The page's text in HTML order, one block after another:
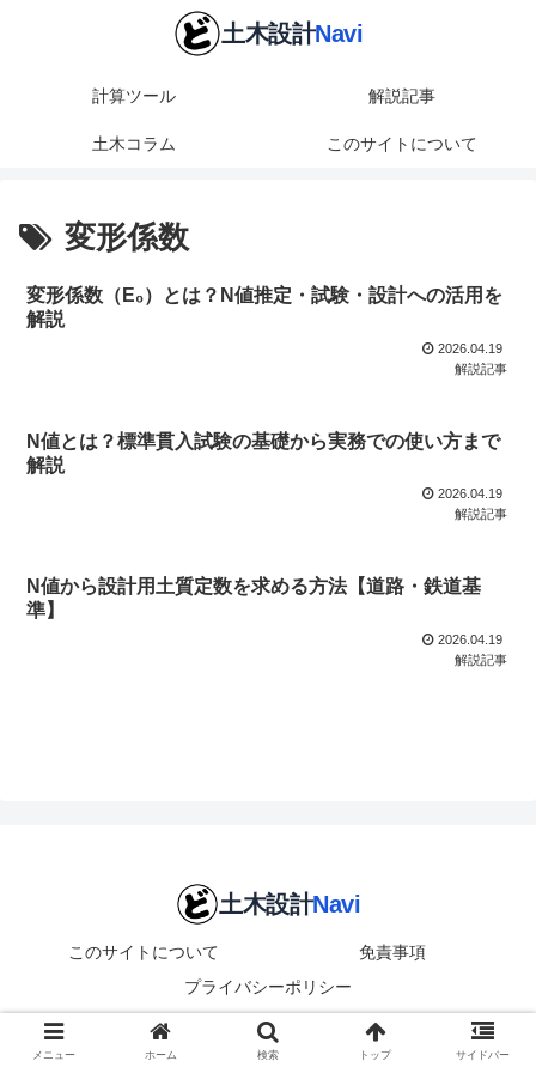
計算ツール 解説記事
土木コラム このサイトについて
変形係数
変形係数（E₀）とは？N値推定・試験・設計への活用を
解説
2026.04.19
解説記事
N値とは？標準貫入試験の基礎から実務での使い方まで
解説
2026.04.19
解説記事
N値から設計用土質定数を求める方法【道路・鉄道基
準】
2026.04.19
解説記事
このサイトについて
免責事項
プライバシーポリシー
© 2026 土木設計Navi.
メニュー ホーム 検索 トップ サイドバー